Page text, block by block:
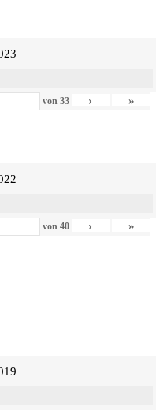
von 33 › »
von 40 › »